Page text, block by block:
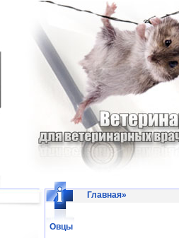
Главная»
Овцы